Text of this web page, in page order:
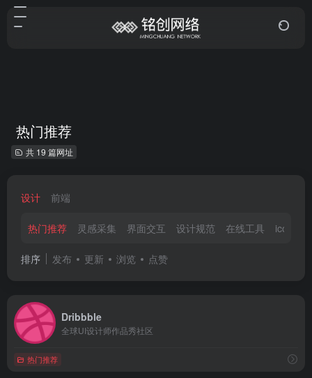
热门推荐
共 19 篇网址
设计 前端
热门推荐 灵感采集 界面交互 设计规范 在线工具 icon图标
排序 发布 更新 浏览 点赞
Dribbble
全球UI设计师作品秀社区
热门推荐